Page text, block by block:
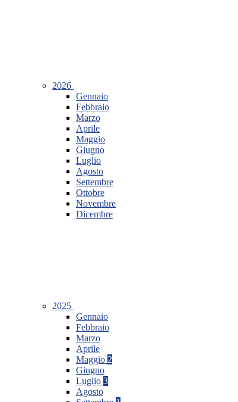
2026
Gennaio
Febbraio
Marzo
Aprile
Maggio
Giugno
Luglio
Agosto
Settembre
Ottobre
Novembre
Dicembre
2025
Gennaio
Febbraio
Marzo
Aprile
Maggio 2
Giugno
Luglio 3
Agosto